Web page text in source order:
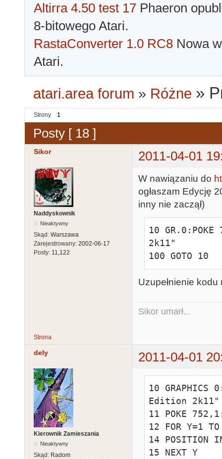
Altirra 4.50 test 17 Phaeron
8-bitowego Atari.
RastaConverter 1.0 RC8 Nowa
Atari.
atari.area forum » Różne »
Strony 1
Posty [ 18 ]
Sikor 2011-04-01
Naddyskownik
Nieaktywny
Skąd: Warszawa
Zarejestrowany: 2002-06-17
Posty: 11,122
W nawiązaniu do
ogłaszam Edycję
inny nie zaczął)
10
2k11"
100 GOTO 10
Uzupełnienie
Sikor umarł...
Strona
dely 2011-04-01
Kierownik Zamieszania
Nieaktywny
Skąd: Radom
10
Edition 2k11"
11 POKE
12 FOR Y=1
14 POSITION
15 NEXT Y